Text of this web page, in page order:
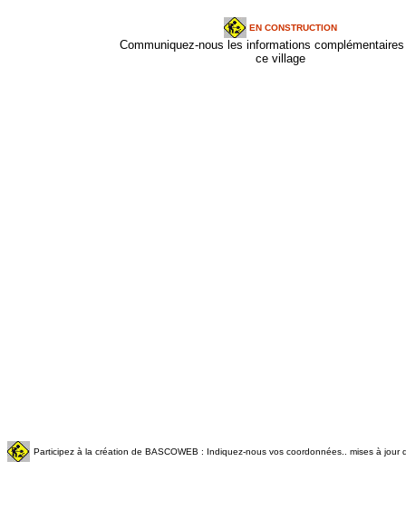
EN CONSTRUCTION
Communiquez-nous les informations
ce village
Participez à la création de BASCOWEB : Indiquez-nous vos coordonnées.. mises à jour